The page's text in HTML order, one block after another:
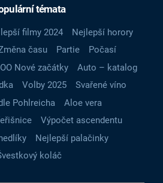
témata
filmy 2024
Nejlepší horory
času Partie
Počasí
Nové začátky
Auto – katalog
Volby 2025
Svařené víno
Pohlreicha
Aloe vera
Výpočet ascendentu
Nejlepší palačinky
koláč